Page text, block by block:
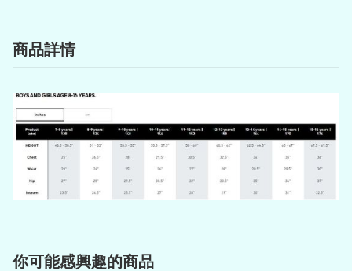
商品詳情
你可能感興趣的商品